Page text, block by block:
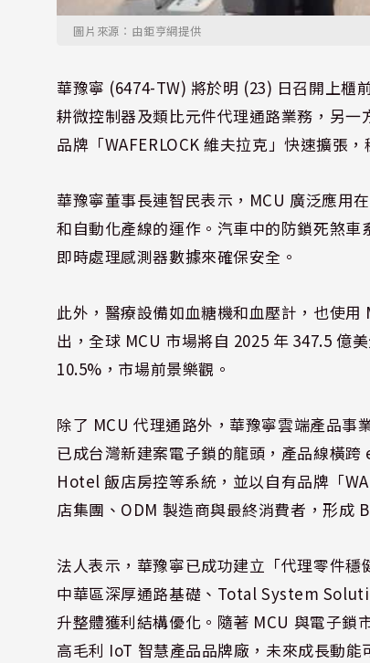
圖片來源：由鉅亨網提供
華豫寧 (6474-TW) 將於明 (23) 日召開上櫃
耕微控制器及類比元件代理通路業務，另
品牌「WAFERLOCK 維夫拉克」快速擴張
華豫寧董事長連智民表示，MCU 廣泛應用
和自動化產線的運作。汽車中的防鎖死煞車
即時處理感測器數據來確保安全。
此外，醫療設備如血糖機和血壓計，也使
出，全球 MCU 市場將自 2025 年 347.5 億
10.5%，市場前景樂觀。
除了 MCU 代理通路外，華豫寧雲端產品事
已成台灣新建案電子鎖的龍頭，產品線橫
Hotel 飯店房控等系統，並以自有品牌「
店集團、ODM 製造商與最終消費者，形成
法人表示，華豫寧已成功建立「代理零件
中華區深厚通路基礎、Total System
升整體獲利結構優化。隨著 MCU 與電子鎖
高毛利 IoT 智慧產品品牌廠，未來成長動能